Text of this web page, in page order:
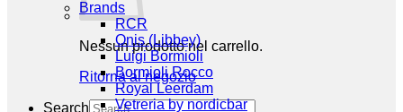
Nessun prodotto nel carrello.
Ritorna al negozio
Search
Brands
RCR
Onis (Libbey)
Luigi Bormioli
Bormioli Rocco
Royal Leerdam
Vetreria by nordicbar